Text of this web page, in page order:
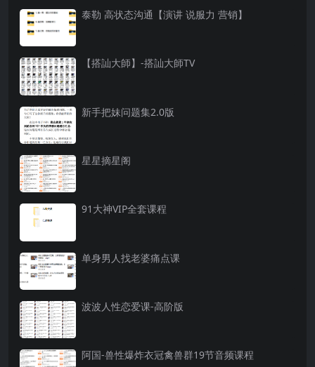
泰勒 高状态沟通【演讲 说服力 营销】
【搭訕大師】-搭訕大師TV
新手把妹问题集2.0版
星星摘星阁
91大神VIP全套课程
单身男人找老婆痛点课
波波人性恋爱课-高阶版
阿国-兽性爆炸衣冠禽兽群19节音频课程